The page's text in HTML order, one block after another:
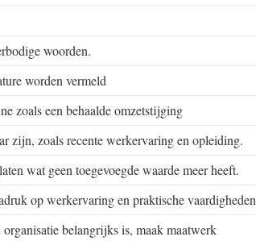
woorden.
worden vermeld
zoals een behaalde omzetstijging
zoals recente werkervaring en opleiding.
wat geen toegevoegde waarde meer heeft.
op werkervaring en praktische vaardigheden
belangrijks is, maak maatwerk